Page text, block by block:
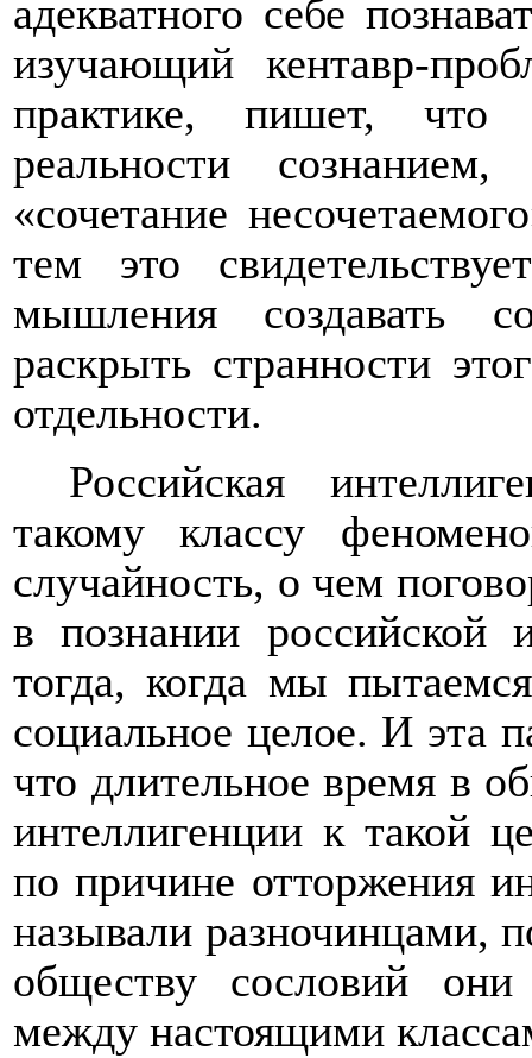
адекватного себе
изучающий кентавр-
практике, пишет, что
реальности сознанием,
«сочетание
тем это
мышления создавать
раскрыть странности
отдельности.
Российская
такому классу
случайность, о чем
в познании российской
тогда, когда мы
социальное целое. И эта
что длительное время в
интеллигенции к такой
по причине отторжения
называли разночинцами,
обществу сословий
между настоящими